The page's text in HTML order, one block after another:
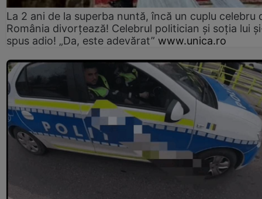
La 2 ani de la superba nuntă, încă un cuplu celebru
România divorțează! Celebrul politician și soția lui
spus adio! „Da, este adevărat” www.unica.ro